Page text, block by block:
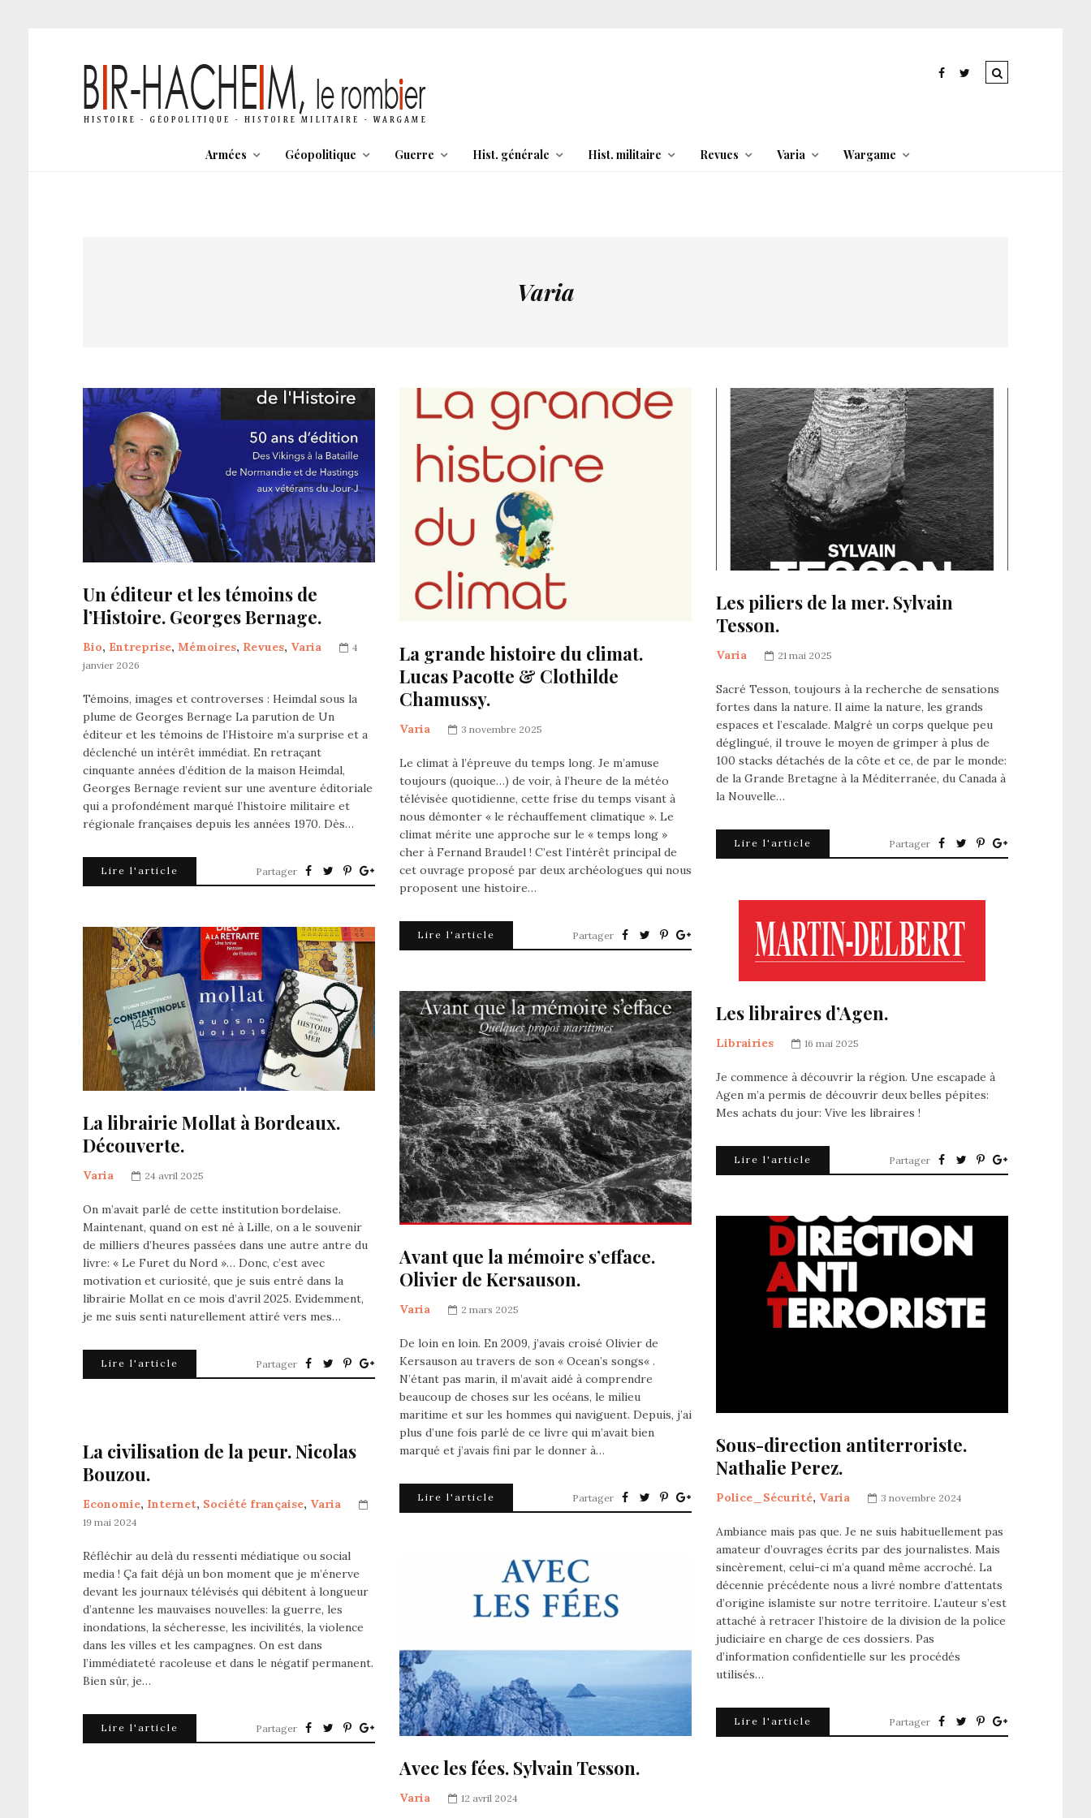
Armées Géopolitique Guerre Hist. générale Hist. militaire Revues Varia Wargame
Varia
Un éditeur et les témoins de
l’Histoire. Georges Bernage.
Bio, Entreprise, Mémoires, Revues, Varia
4
janvier 2026
Témoins, images et controverses : Heimdal sous la
plume de Georges Bernage La parution de Un
éditeur et les témoins de l’Histoire m’a surprise et a
déclenché un intérêt immédiat. En retraçant
cinquante années d’édition de la maison Heimdal,
Georges Bernage revient sur une aventure éditoriale
qui a profondément marqué l’histoire militaire et
régionale françaises depuis les années 1970. Dès…
Lire l'article Partager
La grande histoire du climat.
Lucas Pacotte & Clothilde
Chamussy.
Varia 3 novembre 2025
Le climat à l’épreuve du temps long. Je m’amuse
toujours (quoique…) de voir, à l’heure de la météo
télévisée quotidienne, cette frise du temps visant à
nous démonter « le réchauffement climatique ». Le
climat mérite une approche sur le « temps long »
cher à Fernand Braudel ! C’est l’intérêt principal de
cet ouvrage proposé par deux archéologues qui nous
proposent une histoire…
Lire l'article Partager
Les piliers de la mer. Sylvain
Tesson.
Varia 21 mai 2025
Sacré Tesson, toujours à la recherche de sensations
fortes dans la nature. Il aime la nature, les grands
espaces et l’escalade. Malgré un corps quelque peu
déglingué, il trouve le moyen de grimper à plus de
100 stacks détachés de la côte et ce, de par le monde:
de la Grande Bretagne à la Méditerranée, du Canada à
la Nouvelle…
Lire l'article Partager
Les libraires d’Agen.
Librairies 16 mai 2025
Je commence à découvrir la région. Une escapade à
Agen m’a permis de découvrir deux belles pépites:
Mes achats du jour: Vive les libraires !
Lire l'article Partager
La librairie Mollat à Bordeaux.
Découverte.
Varia 24 avril 2025
On m’avait parlé de cette institution bordelaise.
Maintenant, quand on est né à Lille, on a le souvenir
de milliers d’heures passées dans une autre antre du
livre: « Le Furet du Nord »… Donc, c’est avec
motivation et curiosité, que je suis entré dans la
librairie Mollat en ce mois d’avril 2025. Evidemment,
je me suis senti naturellement attiré vers mes…
Lire l'article Partager
Avant que la mémoire s’efface.
Olivier de Kersauson.
Varia 2 mars 2025
De loin en loin. En 2009, j’avais croisé Olivier de
Kersauson au travers de son « Ocean’s songs« .
N’étant pas marin, il m’avait aidé à comprendre
beaucoup de choses sur les océans, le milieu
maritime et sur les hommes qui naviguent. Depuis, j’ai
plus d’une fois parlé de ce livre qui m’avait bien
marqué et j’avais fini par le donner à…
Lire l'article Partager
Sous-direction antiterroriste.
Nathalie Perez.
Police_Sécurité, Varia 3 novembre 2024
Ambiance mais pas que. Je ne suis habituellement pas
amateur d’ouvrages écrits par des journalistes. Mais
sincèrement, celui-ci m’a quand même accroché. La
décennie précédente nous a livré nombre d’attentats
d’origine islamiste sur notre territoire. L’auteur s’est
attaché à retracer l’histoire de la division de la police
judiciaire en charge de ces dossiers. Pas
d’information confidentielle sur les procédés
utilisés…
Lire l'article Partager
La civilisation de la peur. Nicolas
Bouzou.
Economie, Internet, Société française, Varia
19 mai 2024
Réfléchir au delà du ressenti médiatique ou social
media ! Ça fait déjà un bon moment que je m’énerve
devant les journaux télévisés qui débitent à longueur
d’antenne les mauvaises nouvelles: la guerre, les
inondations, la sécheresse, les incivilités, la violence
dans les villes et les campagnes. On est dans
l’immédiateté racoleuse et dans le négatif permanent.
Bien sûr, je…
Lire l'article Partager
Avec les fées. Sylvain Tesson.
Varia 12 avril 2024